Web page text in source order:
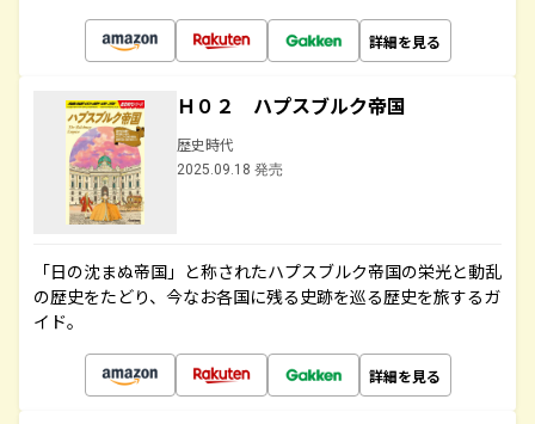
詳細を見る
Ｈ０２ ハプスブルク帝国
歴史時代
2025.09.18 発売
「日の沈まぬ帝国」と称されたハプスブルク帝国の栄光と動乱
の歴史をたどり、今なお各国に残る史跡を巡る歴史を旅するガ
イド。
詳細を見る